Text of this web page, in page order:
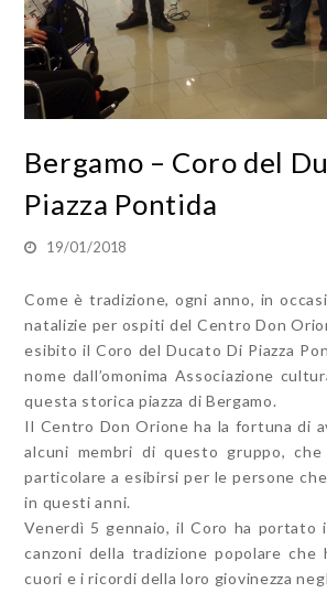
Bergamo – Coro del
Piazza Pontida
19/01/2018
Come è tradizione, ogni anno, in
natalizie per ospiti del Centro Don
esibito il Coro del Ducato Di Piazza
nome dall’omonima Associazione
questa storica piazza di Bergamo.
Il Centro Don Orione ha la fortuna di
alcuni membri di questo gruppo,
particolare a esibirsi per le persone
in questi anni.
Venerdì 5 gennaio, il Coro ha portato
canzoni della tradizione popolare che
cuori e i ricordi della loro giovinezza